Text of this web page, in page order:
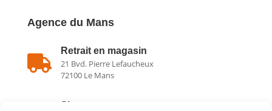
Agence du Mans

Retrait en magasin
21 Bvd. Pierre Lefaucheux
72100 Le Mans
Showroom